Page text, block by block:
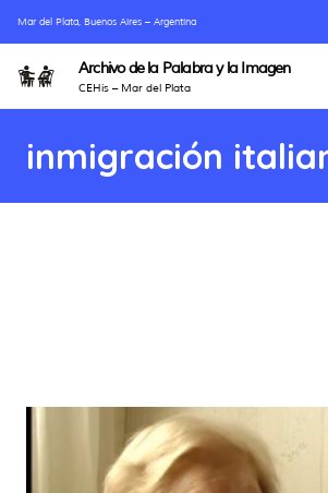
Mar del Plata, Buenos Aires – Argentina
Archivo de la Palabra y la Imagen
CEHis – Mar del Plata
inmigración